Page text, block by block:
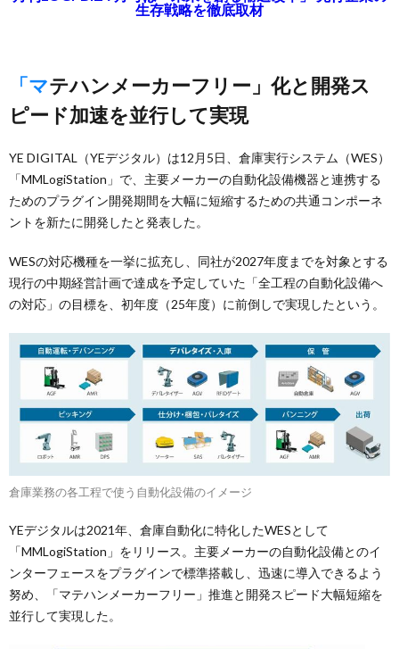
生存戦略を徹底取材
「マテハンメーカーフリー」化と開発ス
ピード加速を並行して実現
YE DIGITAL（YEデジタル）は12月5日、倉庫実行システム（WES）
「MMLogiStation」で、主要メーカーの自動化設備機器と連携する
ためのプラグイン開発期間を大幅に短縮するための共通コンポーネ
ントを新たに開発したと発表した。
WESの対応機種を一挙に拡充し、同社が2027年度までを対象とする
現行の中期経営計画で達成を予定していた「全工程の自動化設備へ
の対応」の目標を、初年度（25年度）に前倒しで実現したという。
倉庫業務の各工程で使う自動化設備のイメージ
YEデジタルは2021年、倉庫自動化に特化したWESとして
「MMLogiStation」をリリース。主要メーカーの自動化設備とのイ
ンターフェースをプラグインで標準搭載し、迅速に導入できるよう
努め、「マテハンメーカーフリー」推進と開発スピード大幅短縮を
並行して実現した。